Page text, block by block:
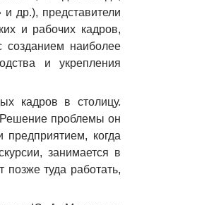
др.), представители
и рабочих кадров,
созданием наиболее
и укрепления
кадров в столицу.
Решение проблемы он
когда
занимается в
позже туда работать,